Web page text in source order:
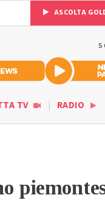
ASCOLTA
TV RADIO